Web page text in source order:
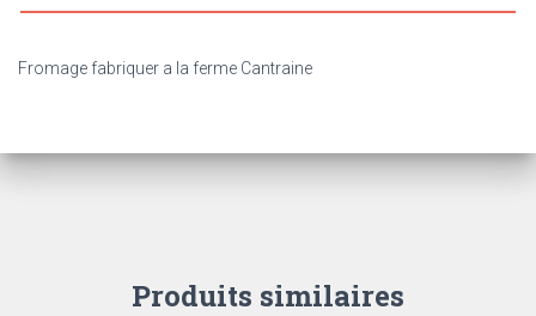
Fromage fabriquer a la ferme Cantraine
Produits similaires